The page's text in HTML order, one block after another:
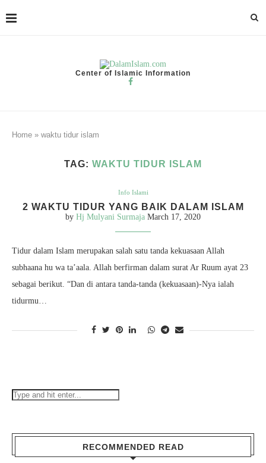
Center of Islamic Information
Home » waktu tidur islam
TAG: WAKTU TIDUR ISLAM
Info Islami
2 WAKTU TIDUR YANG BAIK DALAM ISLAM
by Hj Mulyani Surmaja March 17, 2020
Tidur dalam Islam merupakan salah satu tanda kekuasaan Allah
subhaana hu wa ta’aala. Allah berfirman dalam surat Ar Ruum ayat 23
sebagai berikut. “Dan di antara tanda-tanda (kekuasaan)-Nya ialah
tidurmu…
RECOMMENDED READ